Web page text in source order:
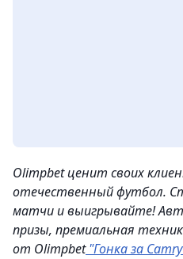
Olimpbet ценит своих
отечественный футбол.
матчи и выигрывайте!
призы, премиальная
от Olimpbet"Гонка за